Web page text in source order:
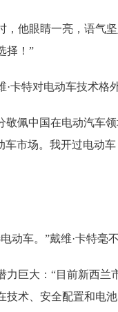
他眼睛一亮，语气
择！”
卡特对电动车技术格
敬佩中国在电动汽车
车市场。我开过电动
动车。”戴维·卡特毫
巨大：“目前新西兰
技术、安全配置和电